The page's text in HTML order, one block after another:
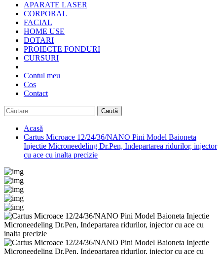
APARATE LASER
CORPORAL
FACIAL
HOME USE
DOTARI
PROIECTE FONDURI
CURSURI
Contul meu
Cos
Contact
Caută
Acasă
Cartus Microace 12/24/36/NANO Pini Model Baioneta
Injectie Microneedeling Dr.Pen, Indepartarea ridurilor, injector
cu ace cu inalta precizie